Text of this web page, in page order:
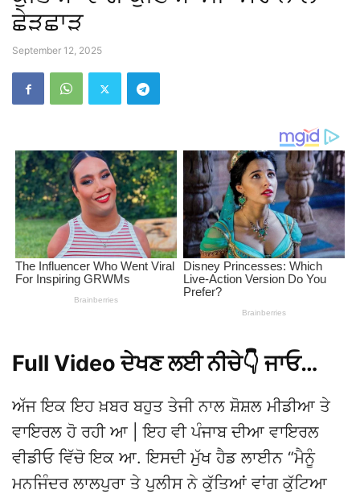
ਛੇੜਛਾੜ
September 12, 2025
Full Video ਦੇਖਣ ਲਈ ਨੀਚੇ👇 ਜਾਓ…
ਅੱਜ ਇਕ ਇਹ ਖ਼ਬਰ ਬਹੁਤ ਤੇਜੀ ਨਾਲ ਸ਼ੋਸ਼ਲ ਮੀਡੀਆ ਤੇ
ਵਾਇਰਲ ਹੋ ਰਹੀ ਆ | ਇਹ ਵੀ ਪੰਜਾਬ ਦੀਆ ਵਾਇਰਲ
ਵੀਡੀਓ ਵਿੱਚੋ ਇਕ ਆ. ਇਸਦੀ ਮੁੱਖ ਹੈਡ ਲਾਈਨ “ਮੈਨੂੰ
ਮਨਜਿੰਦਰ ਲਾਲਪੁਰਾ ਤੇ ਪੁਲੀਸ ਨੇ ਕੁੱਤਿਆਂ ਵਾਂਗ ਕੁੱਟਿਆ